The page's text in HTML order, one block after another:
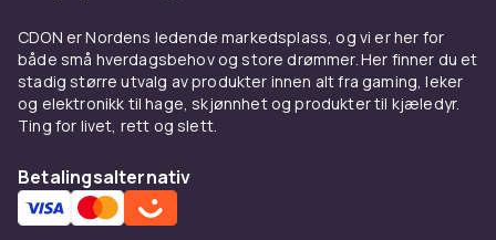
CDON er Nordens ledende markedsplass, og vi er her for
både små hverdagsbehov og store drømmer. Her finner du et
stadig større utvalg av produkter innen alt fra gaming, leker
og elektronikk til hage, skjønnhet og produkter til kjæledyr.
Ting for livet, rett og slett.
Betalingsalternativ